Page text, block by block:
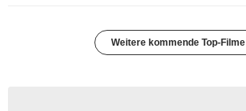
Weitere kommende Top-Filme